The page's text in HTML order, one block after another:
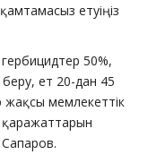
етуіңіз
50%,
ет 20-дан 45
мемлекеттік
қаражаттарын